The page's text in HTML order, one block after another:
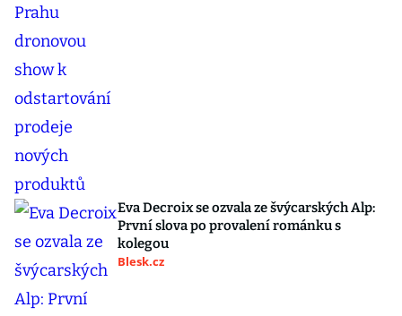
Eva Decroix se ozvala ze švýcarských Alp:
První slova po provalení románku s
kolegou
Blesk.cz